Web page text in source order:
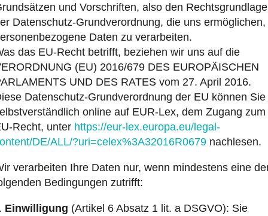
und Vorschriften, also den
Datenschutz-Grundverordnung, die uns ermöglichen,
Daten zu verarbeiten.
das EU-Recht betrifft, beziehen wir uns auf die
(EU) 2016/679 DES EUROPÄISCHEN
UND DES RATES vom 27. April 2016.
Datenschutz-Grundverordnung der EU können Sie
online auf EUR-Lex, dem Zugang zum
Recht, unter https://eur-lex.europa.eu/legal-
DE/ALL/?uri=celex%3A32016R0679 nachlesen.
verarbeiten Ihre Daten nur, wenn mindestens eine
Bedingungen zutrifft:
Einwilligung (Artikel 6 Absatz 1 lit. a DSGVO): Sie